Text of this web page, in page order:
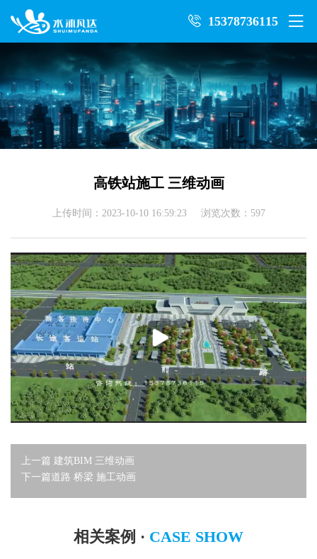
15378736115
高铁站施工 三维动画
上传时间：2023-10-10 16:59:23 浏览次数：597
上一篇 建筑BIM 三维动画
下一篇道路 桥梁 施工动画
相关案例 · CASE SHOW